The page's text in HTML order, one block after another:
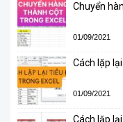
Chuyển
01/09/2021
Cách lặp
01/09/2021
Cách lặp